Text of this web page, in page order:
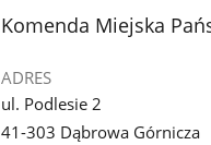
stopka
Komenda Miejska
ADRES
ul. Podlesie 2
41-303 Dąbrowa Górnicza